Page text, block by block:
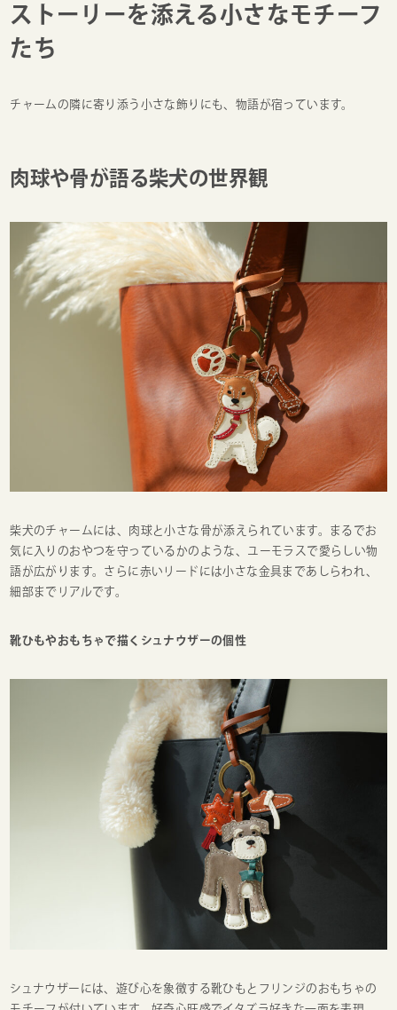
ストーリーを添える小さなモチーフ
たち
チャームの隣に寄り添う小さな飾りにも、物語が宿っています。
肉球や骨が語る柴犬の世界観
柴犬のチャームには、肉球と小さな骨が添えられています。まるでお
気に入りのおやつを守っているかのような、ユーモラスで愛らしい物
語が広がります。さらに赤いリードには小さな金具まであしらわれ、
細部までリアルです。
靴ひもやおもちゃで描くシュナウザーの個性
シュナウザーには、遊び心を象徴する靴ひもとフリンジのおもちゃの